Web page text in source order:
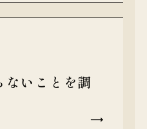
ないことを調
→